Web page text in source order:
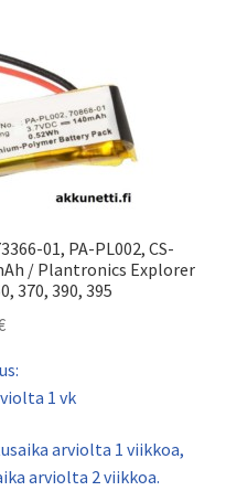
01, PA-PL002, CS-
/ Plantronics Explorer
370, 390, 395
1 vk
arviolta 1 viikkoa,
arviolta 2 viikkoa.